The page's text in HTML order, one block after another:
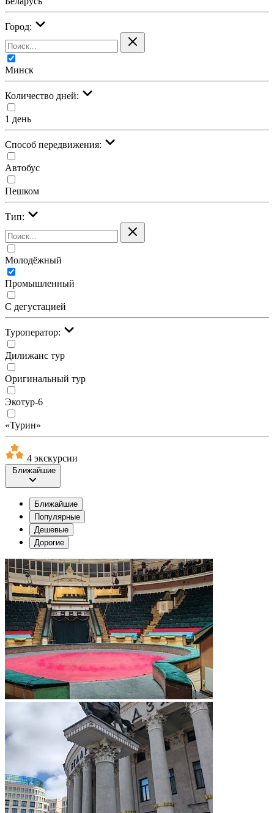
Город:
Минск
Количество дней:
1 день
Cпособ передвижения:
Автобус
Пешком
Тип:
Молодёжный
Промышленный
С дегустацией
Туроператор:
Дилижанс тур
Оригинальный тур
Экотур-6
«Турин»
4 экскурсии
Ближайшие
Ближайшие
Популярные
Дешевые
Дорогие